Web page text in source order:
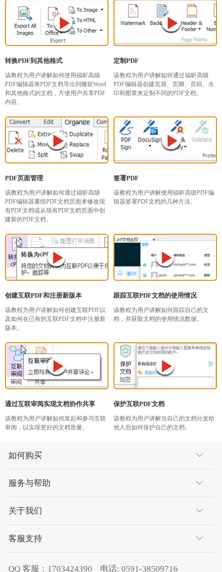
转换PDF到其他格式
该教程为用户讲解如何使用福昕高级
PDF编辑器将PDF文档导出到微软Word
和其他格式的文档，方便用户共享PDF
内容。
定制PDF
该教程为用户讲解如何通过福昕高级
PDF编辑器创建页眉、页脚、页码、水
印和图章来定制不同的PDF文档。
PDF页面管理
该教程为用户讲解如何通过福昕高级
PDF编辑器重组PDF文档页面来修改现
有PDF文档或从现有PDF文档页面中创
建新的PDF文档。
签署PDF
该教程为用户讲解使用福昕高级PDF编
辑器签署PDF文档的几种方法。
创建互联PDF和注册新版本
该教程为用户讲解如何创建互联PDF以
及如何在已有的互联PDF文档中注册新
版本。
跟踪互联PDF文档的使用情况
该教程为用户讲解如何跟踪自己的文
档，并获取文档的使用情况数据。
通过互联审阅实现文档协作共享
该教程为用户讲解如何发起和参与互联
审阅，以实现更好的文档质量。
保护互联PDF文档
该教程为用户讲解当自己的文档分发给
他人后如何保护自己的文档。
如何购买
服务与帮助
关于我们
客服支持
QQ 客服： 1703424390 电话: 0591-38509716